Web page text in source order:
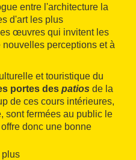
entre l'architecture la
d'art les plus
œuvres qui invitent les
perceptions et à
et touristique du
portes des patios de la
de ces cours intérieures,
sont fermées au public le
donc une bonne
plus